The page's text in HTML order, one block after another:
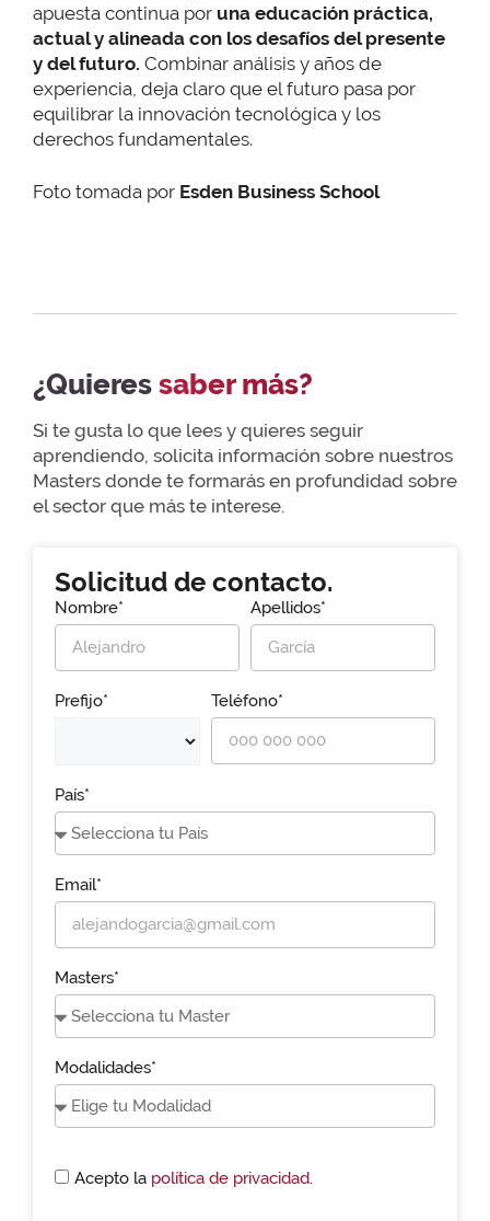
apuesta continua por una educación práctica,
actual y alineada con los desafíos del presente
y del futuro. Combinar análisis y años de
experiencia, deja claro que el futuro pasa por
equilibrar la innovación tecnológica y los
derechos fundamentales.
Foto tomada por Esden Business School
¿Quieressaber más?
Si te gusta lo que lees y quieres seguir
aprendiendo, solicita información sobre nuestros
Masters donde te formarás en profundidad sobre
el sector que más te interese.
Solicitud de contacto.
Nombre* Apellidos*
Prefijo* Teléfono*
País*
Email*
Masters*
Modalidades*
Acepto la política de privacidad.